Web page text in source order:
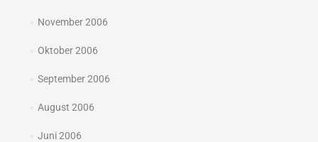
November 2006
Oktober 2006
September 2006
August 2006
Juni 2006